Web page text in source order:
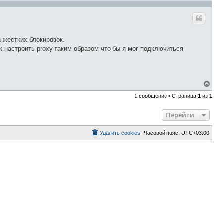
блокировок.
proxy таким образом что бы я мог подключиться
е
р
ь
я
1 сообщение • Страница 1 из 1
Перейти
Часовой пояс: UTC+03:00
Удалить cookies